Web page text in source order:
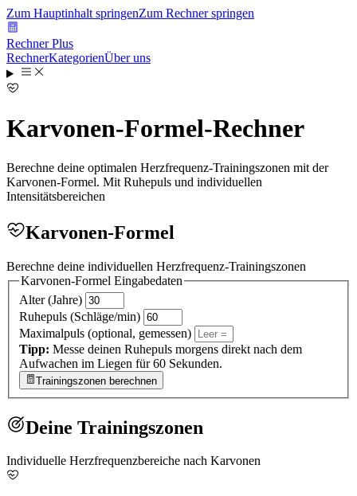
Zum Hauptinhalt springenZum Rechner springen
Rechner Plus
RechnerKategorienÜber uns
Karvonen-Formel-Rechner
Berechne deine optimalen Herzfrequenz-Trainingszonen mit der
Karvonen-Formel. Mit Ruhepuls und individuellen
Intensitätsbereichen
Karvonen-Formel
Berechne deine individuellen Herzfrequenz-Trainingszonen
Karvonen-Formel Eingabedaten
Alter (Jahre)
Ruhepuls (Schläge/min)
Maximalpuls (optional, gemessen)
Tipp: Messe deinen Ruhepuls morgens direkt nach dem
Aufwachen im Liegen für 60 Sekunden.
Trainingszonen berechnen
Deine Trainingszonen
Individuelle Herzfrequenzbereiche nach Karvonen